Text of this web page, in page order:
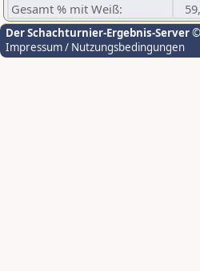
Gesamt % mit Weiß:
Der Schachturnier-Ergebnis-Server
Impressum / Nutzungsbedingungen